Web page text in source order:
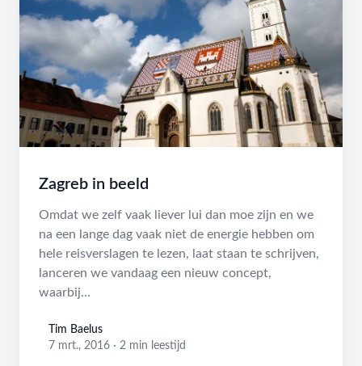
Zagreb in beeld
Omdat we zelf vaak liever lui dan moe zijn en we
na een lange dag vaak niet de energie hebben om
hele reisverslagen te lezen, laat staan te schrijven,
lanceren we vandaag een nieuw concept,
waarbij...
Tim Baelus
Tim Baelus
7 mrt., 2016 · 2 min leestijd